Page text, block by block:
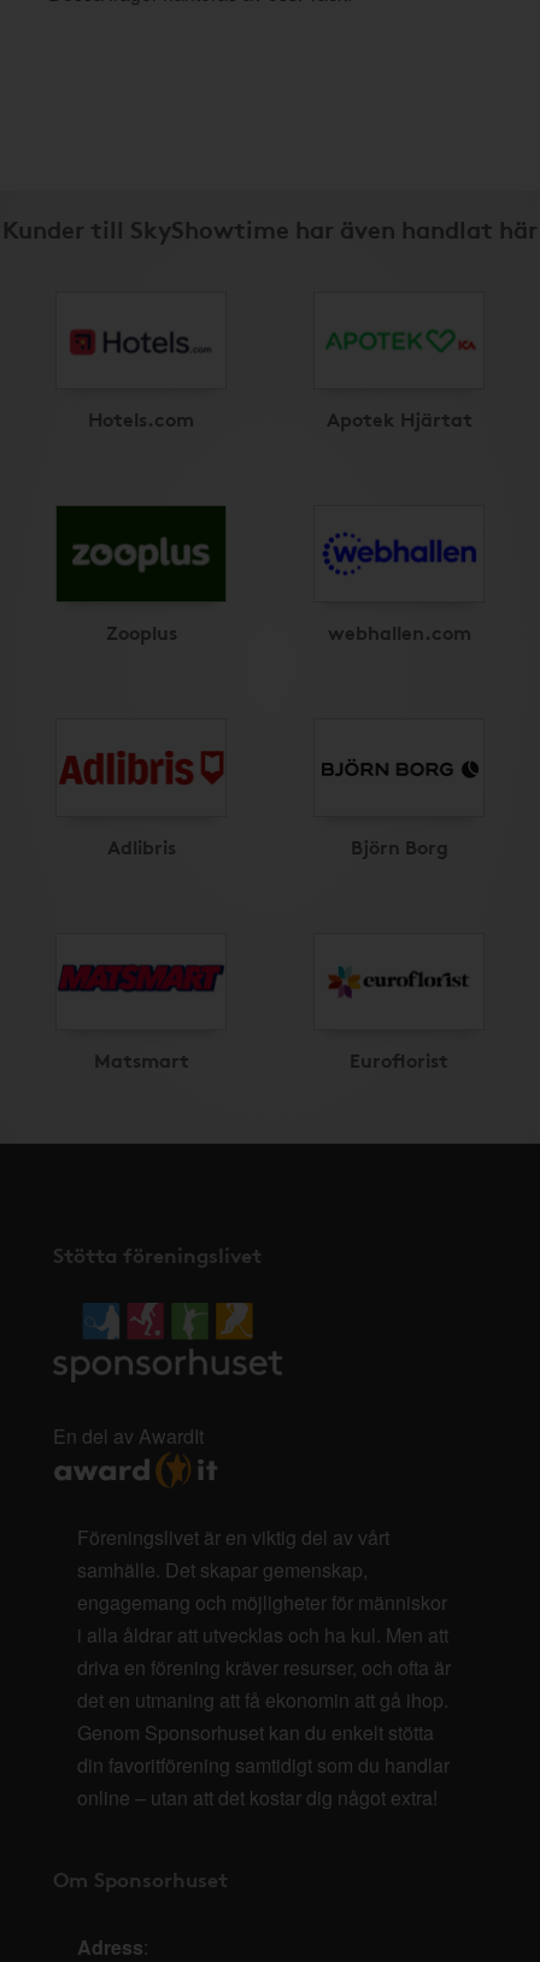
Kunder till SkyShowtime har även handlat här
Hotels.com Apotek Hjärtat
Zooplus webhallen.com
Adlibris Björn Borg
Matsmart Euroflorist
Stötta föreningslivet
En del av AwardIt
Föreningslivet är en viktig del av vårt
samhälle. Det skapar gemenskap,
engagemang och möjligheter för människor
i alla åldrar att utvecklas och ha kul. Men att
driva en förening kräver resurser, och ofta är
det en utmaning att få ekonomin att gå ihop.
Genom Sponsorhuset kan du enkelt stötta
din favoritförening samtidigt som du handlar
online – utan att det kostar dig något extra!
Om Sponsorhuset
Adress: